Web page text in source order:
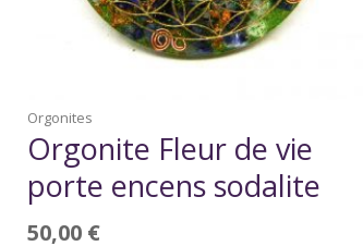
Orgonites
Orgonite Fleur de vie
porte encens sodalite
50,00 €